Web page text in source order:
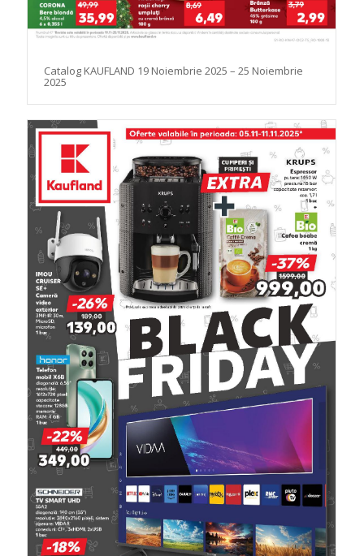
Catalog KAUFLAND 19 Noiembrie 2025 – 25 Noiembrie
2025